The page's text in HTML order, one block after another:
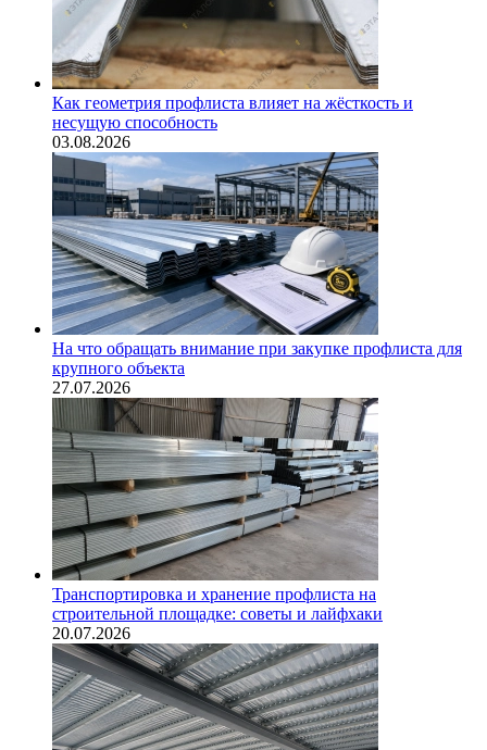
Как геометрия профлиста влияет на жёсткость и
несущую способность
03.08.2026
На что обращать внимание при закупке профлиста для
крупного объекта
27.07.2026
Транспортировка и хранение профлиста на
строительной площадке: советы и лайфхаки
20.07.2026